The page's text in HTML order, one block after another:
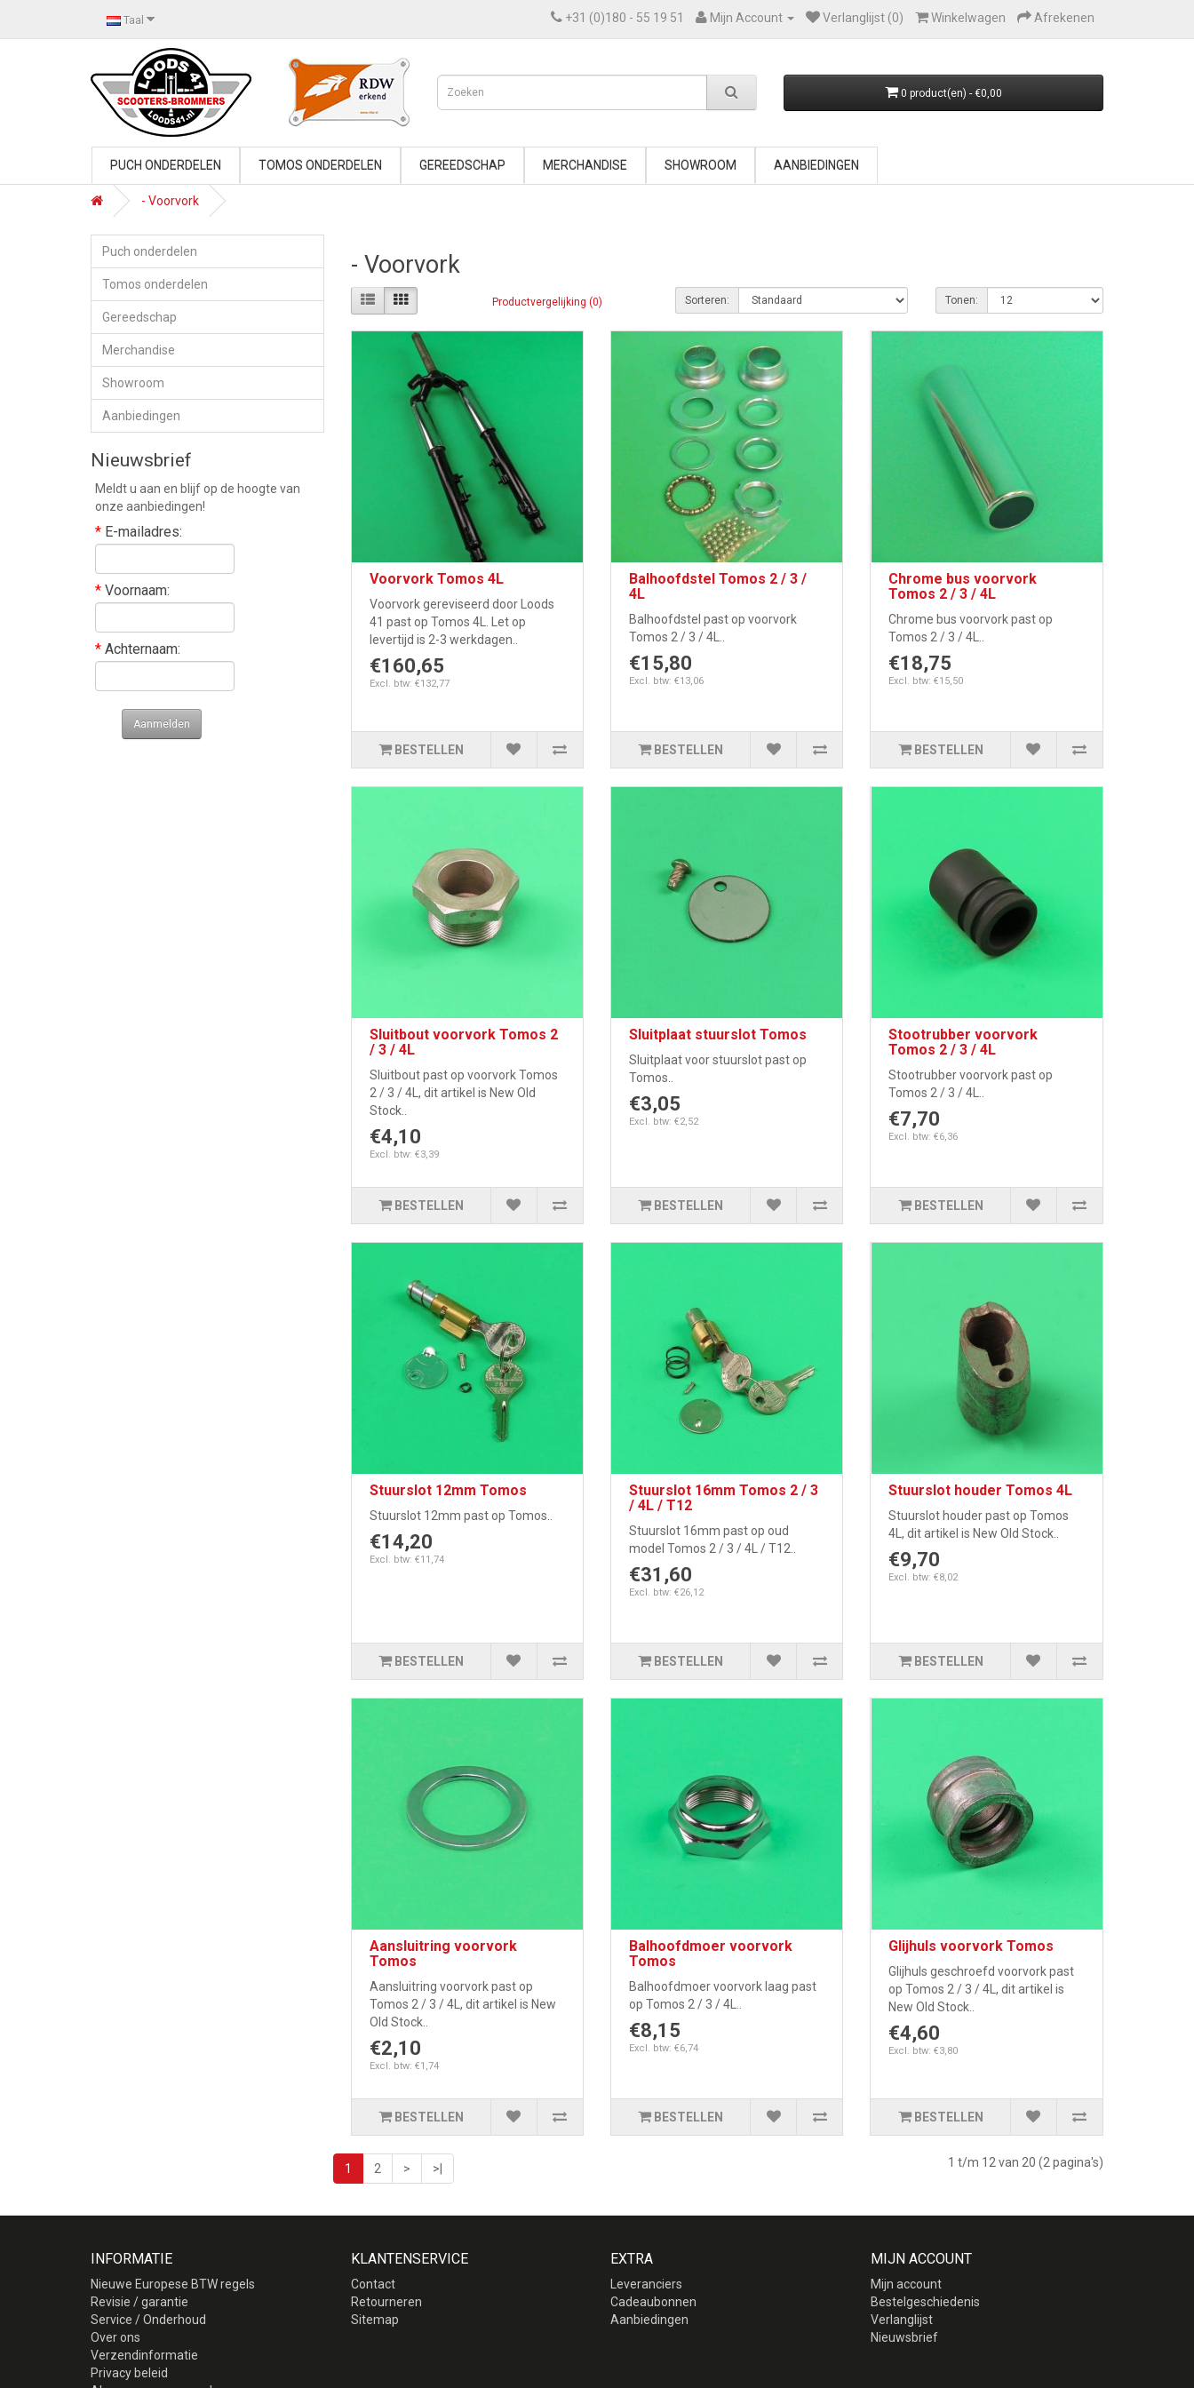
Taal +31 (0)180 - 55 19 51 Mijn Account Verlanglijst (0) Winkelwagen Afrekenen
0 product(en) - €0,00
PUCH ONDERDELEN TOMOS ONDERDELEN GEREEDSCHAP MERCHANDISE SHOWROOM AANBIEDINGEN
- Voorvork
Puch onderdelen
Tomos onderdelen
Gereedschap
Merchandise
Showroom
Aanbiedingen
Nieuwsbrief
Meldt u aan en blijf op de hoogte van
onze aanbiedingen!
* E-mailadres:
* Voornaam:
* Achternaam:
Aanmelden
- Voorvork
Productvergelijking (0) Sorteren: Tonen:
Voorvork Tomos 4L
Voorvork gereviseerd door Loods
41 past op Tomos 4L. Let op
levertijd is 2-3 werkdagen..
€160,65
Excl. btw: €132,77
BESTELLEN
Balhoofdstel Tomos 2 / 3 /
4L
Balhoofdstel past op voorvork
Tomos 2 / 3 / 4L..
€15,80
Excl. btw: €13,06
BESTELLEN
Chrome bus voorvork
Tomos 2 / 3 / 4L
Chrome bus voorvork past op
Tomos 2 / 3 / 4L..
€18,75
Excl. btw: €15,50
BESTELLEN
Sluitbout voorvork Tomos 2
/ 3 / 4L
Sluitbout past op voorvork Tomos
2 / 3 / 4L, dit artikel is New Old
Stock..
€4,10
Excl. btw: €3,39
BESTELLEN
Sluitplaat stuurslot Tomos
Sluitplaat voor stuurslot past op
Tomos..
€3,05
Excl. btw: €2,52
BESTELLEN
Stootrubber voorvork
Tomos 2 / 3 / 4L
Stootrubber voorvork past op
Tomos 2 / 3 / 4L..
€7,70
Excl. btw: €6,36
BESTELLEN
Stuurslot 12mm Tomos
Stuurslot 12mm past op Tomos..
€14,20
Excl. btw: €11,74
BESTELLEN
Stuurslot 16mm Tomos 2 / 3
/ 4L / T12
Stuurslot 16mm past op oud
model Tomos 2 / 3 / 4L / T12..
€31,60
Excl. btw: €26,12
BESTELLEN
Stuurslot houder Tomos 4L
Stuurslot houder past op Tomos
4L, dit artikel is New Old Stock..
€9,70
Excl. btw: €8,02
BESTELLEN
Aansluitring voorvork
Tomos
Aansluitring voorvork past op
Tomos 2 / 3 / 4L, dit artikel is New
Old Stock..
€2,10
Excl. btw: €1,74
BESTELLEN
Balhoofdmoer voorvork
Tomos
Balhoofdmoer voorvork laag past
op Tomos 2 / 3 / 4L..
€8,15
Excl. btw: €6,74
BESTELLEN
Glijhuls voorvork Tomos
Glijhuls geschroefd voorvork past
op Tomos 2 / 3 / 4L, dit artikel is
New Old Stock..
€4,60
Excl. btw: €3,80
BESTELLEN
1 2 > >| 1 t/m 12 van 20 (2 pagina's)
INFORMATIE
Nieuwe Europese BTW regels
Revisie / garantie
Service / Onderhoud
Over ons
Verzendinformatie
Privacy beleid
KLANTENSERVICE
Contact
Retourneren
Sitemap
EXTRA
Leveranciers
Cadeaubonnen
Aanbiedingen
MIJN ACCOUNT
Mijn account
Bestelgeschiedenis
Verlanglijst
Nieuwsbrief